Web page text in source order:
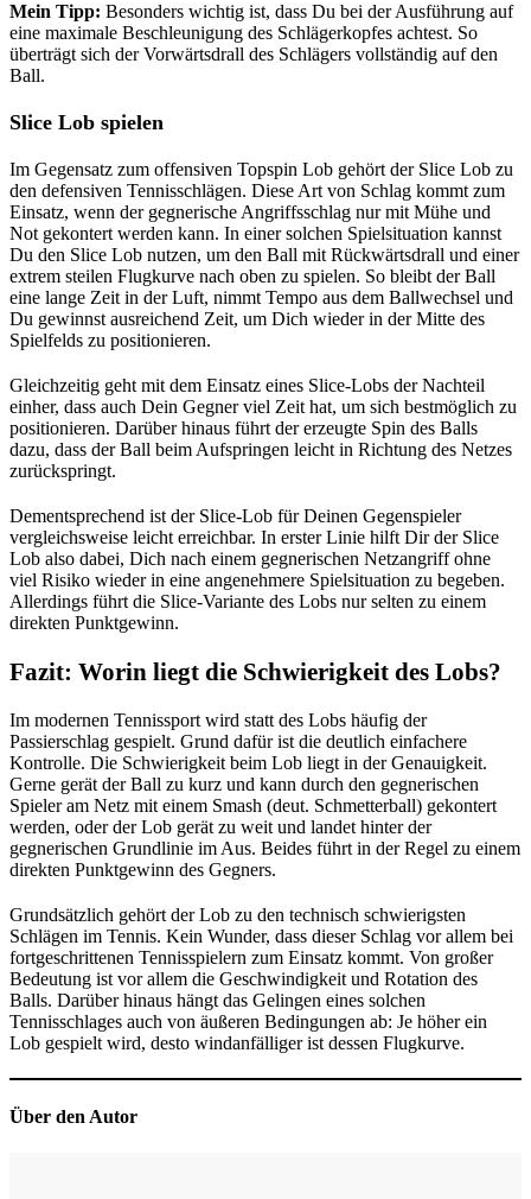
Mein Tipp: Besonders wichtig ist, dass Du bei der Ausführung auf
eine maximale Beschleunigung des Schlägerkopfes achtest. So
überträgt sich der Vorwärtsdrall des Schlägers vollständig auf den
Ball.
Slice Lob spielen
Im Gegensatz zum offensiven Topspin Lob gehört der Slice Lob zu
den defensiven Tennisschlägen. Diese Art von Schlag kommt zum
Einsatz, wenn der gegnerische Angriffsschlag nur mit Mühe und
Not gekontert werden kann. In einer solchen Spielsituation kannst
Du den Slice Lob nutzen, um den Ball mit Rückwärtsdrall und einer
extrem steilen Flugkurve nach oben zu spielen. So bleibt der Ball
eine lange Zeit in der Luft, nimmt Tempo aus dem Ballwechsel und
Du gewinnst ausreichend Zeit, um Dich wieder in der Mitte des
Spielfelds zu positionieren.
Gleichzeitig geht mit dem Einsatz eines Slice-Lobs der Nachteil
einher, dass auch Dein Gegner viel Zeit hat, um sich bestmöglich zu
positionieren. Darüber hinaus führt der erzeugte Spin des Balls
dazu, dass der Ball beim Aufspringen leicht in Richtung des Netzes
zurückspringt.
Dementsprechend ist der Slice-Lob für Deinen Gegenspieler
vergleichsweise leicht erreichbar. In erster Linie hilft Dir der Slice
Lob also dabei, Dich nach einem gegnerischen Netzangriff ohne
viel Risiko wieder in eine angenehmere Spielsituation zu begeben.
Allerdings führt die Slice-Variante des Lobs nur selten zu einem
direkten Punktgewinn.
Fazit: Worin liegt die Schwierigkeit des Lobs?
Im modernen Tennissport wird statt des Lobs häufig der
Passierschlag gespielt. Grund dafür ist die deutlich einfachere
Kontrolle. Die Schwierigkeit beim Lob liegt in der Genauigkeit.
Gerne gerät der Ball zu kurz und kann durch den gegnerischen
Spieler am Netz mit einem Smash (deut. Schmetterball) gekontert
werden, oder der Lob gerät zu weit und landet hinter der
gegnerischen Grundlinie im Aus. Beides führt in der Regel zu einem
direkten Punktgewinn des Gegners.
Grundsätzlich gehört der Lob zu den technisch schwierigsten
Schlägen im Tennis. Kein Wunder, dass dieser Schlag vor allem bei
fortgeschrittenen Tennisspielern zum Einsatz kommt. Von großer
Bedeutung ist vor allem die Geschwindigkeit und Rotation des
Balls. Darüber hinaus hängt das Gelingen eines solchen
Tennisschlages auch von äußeren Bedingungen ab: Je höher ein
Lob gespielt wird, desto windanfälliger ist dessen Flugkurve.
Über den Autor